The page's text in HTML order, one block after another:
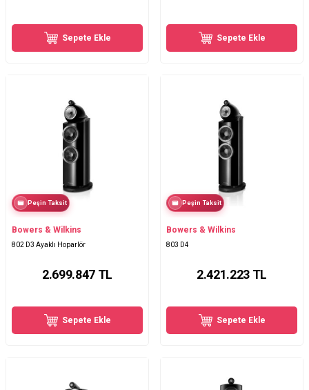
Sepete Ekle Sepete Ekle
Peşin Taksit
Bowers & Wilkins
802 D3 Ayaklı Hoparlör
2.699.847TL
Sepete Ekle
Peşin Taksit
Bowers & Wilkins
803 D4
2.421.223TL
Sepete Ekle